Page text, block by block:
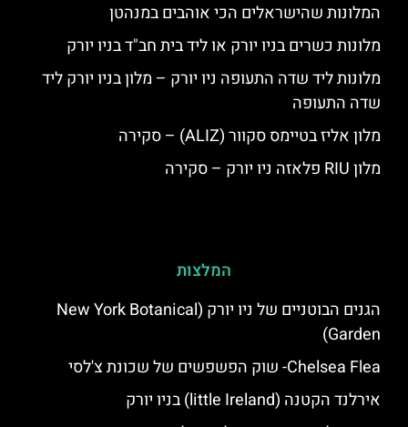
המלונות שהישראלים הכי אוהבים במנהטן
מלונות כשרים בניו יורק או ליד בית חב"ד בניו יורק
מלונות ליד שדה התעופה ניו יורק – מלון בניו יורק ליד
שדה התעופה
מלון אליז בטיימס סקוור (ALIZ) – סקירה
מלון RIU פלאזה ניו יורק – סקירה
המלצות
הגנים הבוטניים של ניו יורק (New York Botanical
Garden)
Chelsea Flea- שוק הפשפשים של שכונת צ'לסי
אירלנד הקטנה (little Ireland) בניו יורק